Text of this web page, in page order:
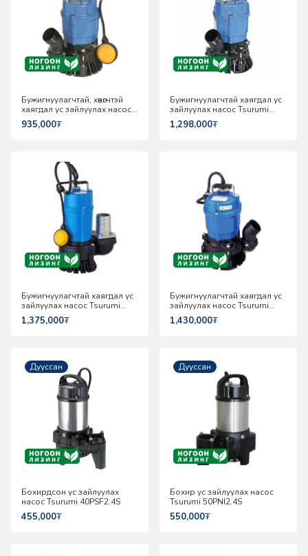
Бужигнуулагчтай, хөвөгчтэй
хаягдал ус зайлуулах насос
Tsurumi HSZ2.4S
935,000₮
Бужигнуулагчтай хаягдал ус
зайлуулах насос Tsurumi
HS2.75S
1,298,000₮
Бужигнуулагчтай хаягдал ус
зайлуулах насос Tsurumi
HSZ2.75S
1,375,000₮
Бужигнуулагчтай хаягдал ус
зайлуулах насос Tsurumi
HS3.75S
1,430,000₮
Дууссан
Бохирдсон ус зайлуулах
насос Tsurumi 40PSF2.4S
455,000₮
Дууссан
Бохир ус зайлуулах насос
Tsurumi 50PNI2.4S
550,000₮